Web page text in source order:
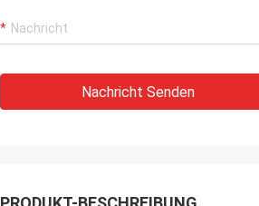
Nachricht Senden